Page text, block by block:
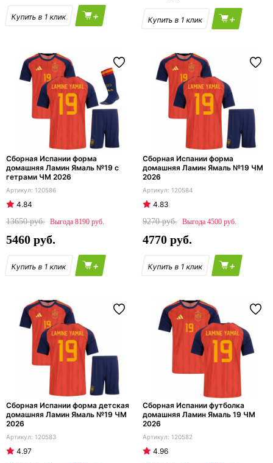
+ +
Сборная Испании форма
домашняя Ламин Ямаль №19 с
гетрами ЧМ 2026
120586
4.84
13650
8190
5460
+
Сборная Испании форма
домашняя Ламин Ямаль №19 ЧМ
2026
120584
4.83
9270
4500
4770
+
Сборная Испании форма детская
домашняя Ламин Ямаль №19 ЧМ
2026
120583
4.97
Сборная Испании футболка
домашняя Ламин Ямаль 19 ЧМ
2026
120582
4.96